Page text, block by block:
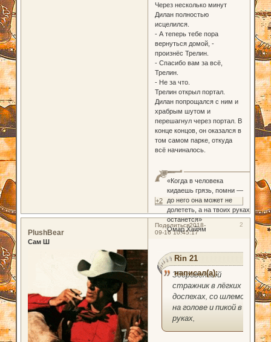
Через несколько минут
Дилан полностью
исцелился.
- А теперь тебе пора
вернуться домой, -
произнёс Трелин.
- Спасибо вам за всё,
Трелин.
- Не за что.
Трелин открыл портал.
Дилан попрощался с ним и
храбрым шутом и
перешагнул через портал. В
конце концов, он оказался в
том самом парке, откуда
всё начиналось.
«Когда в человека
кидаешь грязь, помни —
до него она может не
долететь, а на твоих руках
останется»
Омар Хайям
+2
Поделиться 2
2018-
09-16 10:45:17
PlushBear
Сам Ш
Rin 21
написал(а):
Здоровенный
стражник в лёгких
доспехах, со шлемом
на голове и пикой в
руках,